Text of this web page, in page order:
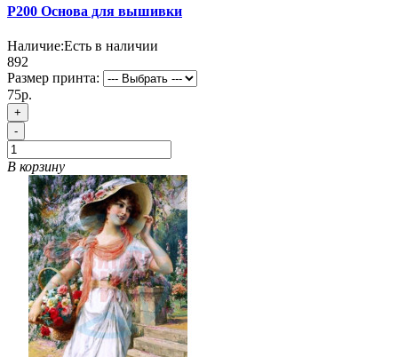
P200 Основа для вышивки
Наличие:Есть в наличии
892
Размер принта:
75р.
+
-
В корзину